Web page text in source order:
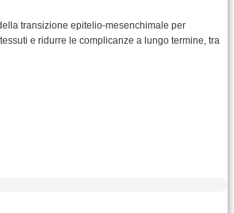
transizione epitelio-mesenchimale per
e ridurre le complicanze a lungo termine, tra